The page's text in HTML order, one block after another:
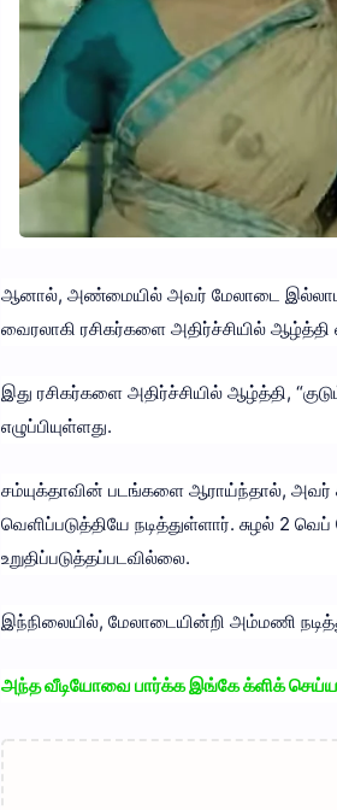
ஆனால், அண்மையில் அவர் மேலாடை
வைரலாகி ரசிகர்களை அதிர்ச்சியில் ஆழ்த்தி
இது ரசிகர்களை அதிர்ச்சியில் ஆழ்த்தி,
எழுப்பியுள்ளது.
சம்யுக்தாவின் படங்களை ஆராய்ந்தால், அவர்
வெளிப்படுத்தியே நடித்துள்ளார். சுழல் 2
உறுதிப்படுத்தப்படவில்லை.
இந்நிலையில், மேலாடையின்றி அம்மணி
அந்த வீடியோவை பார்க்க இங்கே க்ளிக்